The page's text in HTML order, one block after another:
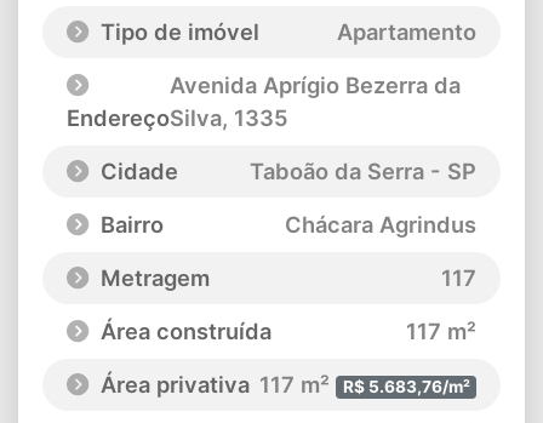
Tipo de imóvel
Apartamento
Endereço
Avenida Aprígio Bezerra da
Silva, 1335
Cidade
Taboão da Serra - SP
Bairro
Chácara Agrindus
Metragem
117
Área construída
117 m²
Área privativa 117 m² R$ 5.683,76/m²